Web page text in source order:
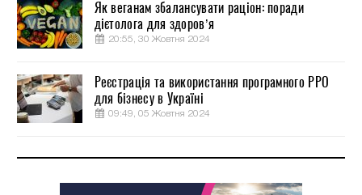
Як веганам збалансувати раціон: поради
дієтолога для здоров’я
20:55, 30 Жовтня 2024
Реєстрація та використання програмного РРО
для бізнесу в Україні
09:49, 05 Жовтня 2024